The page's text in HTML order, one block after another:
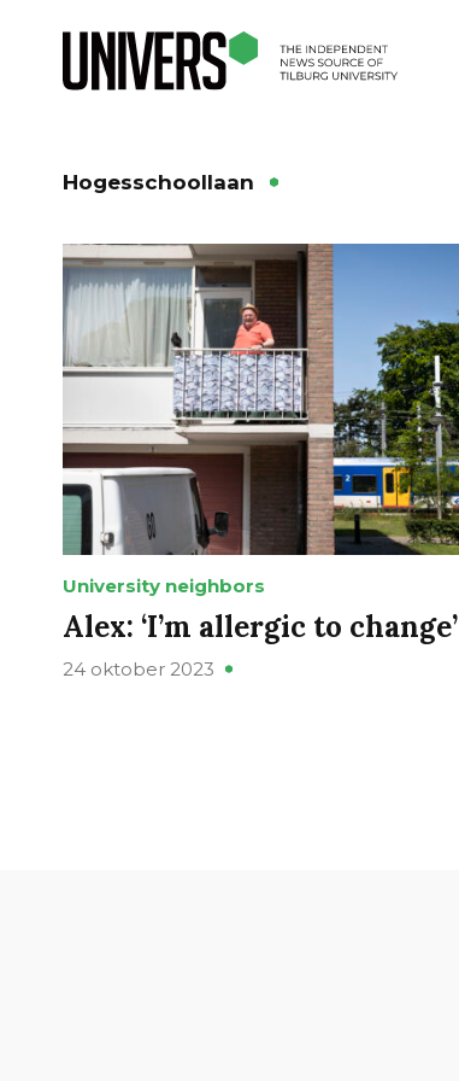
Hogesschoollaan
University neighbors
Alex: ‘I’m allergic to change’
24 oktober 2023